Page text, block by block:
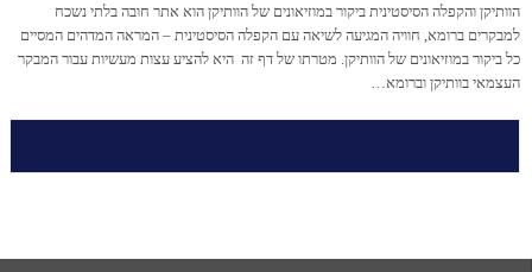
הוותיקן והקפלה הסיסטינית ביקור במוזיאונים של הוותיקן הוא אתר חובה בלתי נשכח
למבקרים ברומא, חוויה המגיעה לשיאה עם הקפלה הסיסטינית – המראה המדהים המסיים
כל ביקור במוזיאונים של הוותיקן. מטרתו של דף זה היא להציע עצות מעשיות עבור המבקר
העצמאי בוותיקן וברומא…